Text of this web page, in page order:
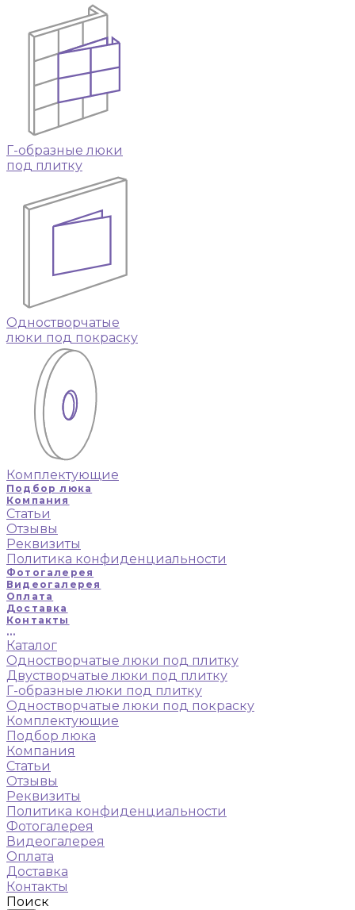
Г-образные люки
под плитку
Одностворчатые
люки под покраску
Комплектующие
Подбор люка
Компания
Статьи
Отзывы
Реквизиты
Политика конфиденциальности
Фотогалерея
Видеогалерея
Оплата
Доставка
Контакты
...
Каталог
Одностворчатые люки под плитку
Двустворчатые люки под плитку
Г-образные люки под плитку
Одностворчатые люки под покраску
Комплектующие
Подбор люка
Компания
Статьи
Отзывы
Реквизиты
Политика конфиденциальности
Фотогалерея
Видеогалерея
Оплата
Доставка
Контакты
Поиск